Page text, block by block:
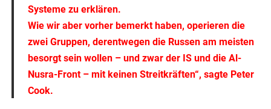
Systeme zu erklären.
Wie wir aber vorher bemerkt haben, operieren die
zwei Gruppen, derentwegen die Russen am meisten
besorgt sein wollen – und zwar der IS und die Al-
Nusra-Front – mit keinen Streitkräften“, sagte Peter
Cook.